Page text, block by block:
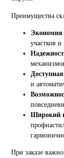
Преимущества
Экономия
участков и
и
Широкий
При заказе